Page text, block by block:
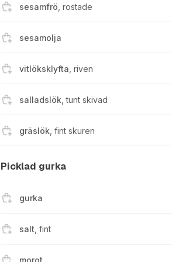
sesamfrö rostade
sesamolja
vitlöksklyfta riven
salladslök ,tunt skivad
gräslök fint skuren
Picklad gurka
gurka
salt fint
morot